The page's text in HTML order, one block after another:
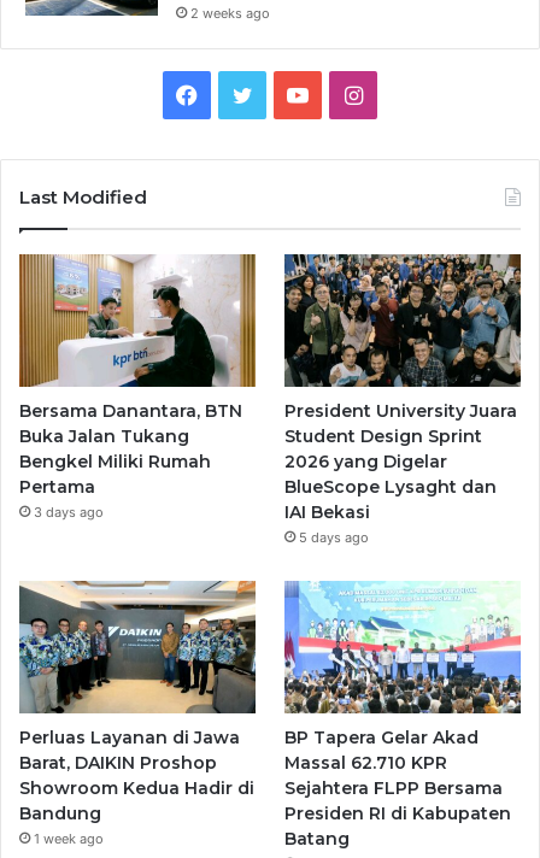
2 weeks ago
Facebook
TwitterYouTubeInstagram
Last Modified
Bersama Danantara, BTN
Buka Jalan Tukang
Bengkel Miliki Rumah
Pertama
3 days ago
President University Juara
Student Design Sprint
2026 yang Digelar
BlueScope Lysaght dan
IAI Bekasi
5 days ago
Perluas Layanan di Jawa
Barat, DAIKIN Proshop
Showroom Kedua Hadir di
Bandung
1 week ago
BP Tapera Gelar Akad
Massal 62.710 KPR
Sejahtera FLPP Bersama
Presiden RI di Kabupaten
Batang